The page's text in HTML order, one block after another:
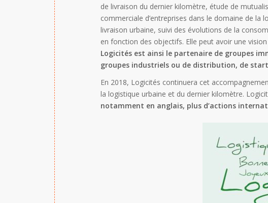
de livraison du dernier kilomètre, étude de
commerciale d’entreprises dans le domaine de
livraison urbaine, suivi des évolutions de la
en fonction des objectifs. Elle peut avoir une
Logicités est ainsi le partenaire de groupes
groupes industriels ou de distribution, de
En 2018, Logicités continuera cet
la logistique urbaine et du dernier kilomètre.
notamment en anglais, plus d’actions